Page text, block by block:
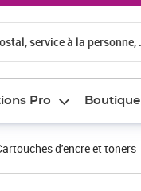
service à la personne,
Pro Boutique
d'encre et toners